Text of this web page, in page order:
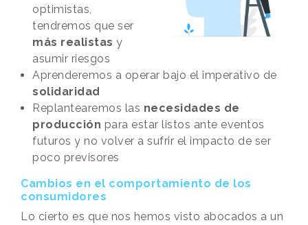
optimistas,
tendremos que ser
más realistas y
asumir riesgos
Aprenderemos a operar bajo el imperativo de
solidaridad
Replantearemos las necesidades de
producción para estar listos ante eventos
futuros y no volver a sufrir el impacto de ser
poco previsores
Cambios en el comportamiento de los
consumidores
Lo cierto es que nos hemos visto abocados a un